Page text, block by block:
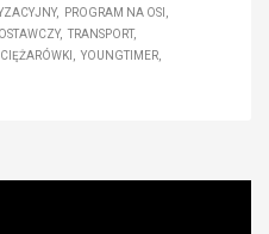
PROGRAM NA OSI
TRANSPORT
YOUNGTIMER